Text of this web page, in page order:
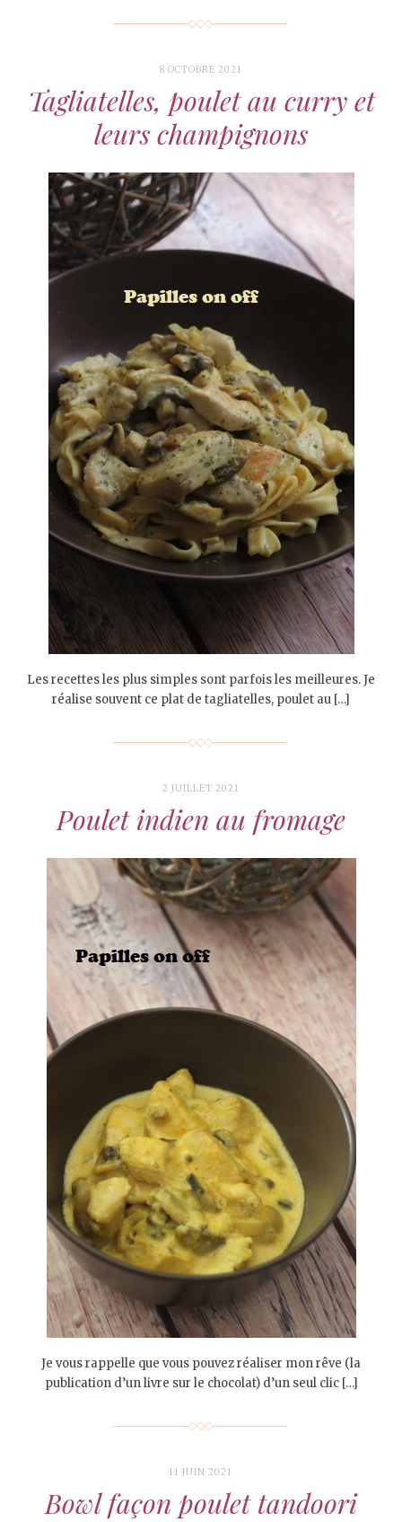
8 OCTOBRE 2021
Tagliatelles, poulet au curry et
leurs champignons
Les recettes les plus simples sont parfois les meilleures. Je
réalise souvent ce plat de tagliatelles, poulet au […]
2 JUILLET 2021
Poulet indien au fromage
Je vous rappelle que vous pouvez réaliser mon rêve (la
publication d’un livre sur le chocolat) d’un seul clic […]
11 JUIN 2021
Bowl façon poulet tandoori